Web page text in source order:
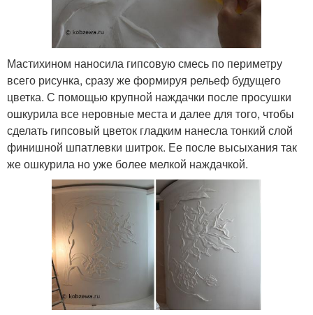
Мастихином наносила гипсовую смесь по периметру
всего рисунка, сразу же формируя рельеф будущего
цветка. С помощью крупной наждачки после просушки
ошкурила все неровные места и далее для того, чтобы
сделать гипсовый цветок гладким нанесла тонкий слой
финишной шпатлевки шитрок. Ее после высыхания так
же ошкурила но уже более мелкой наждачкой.